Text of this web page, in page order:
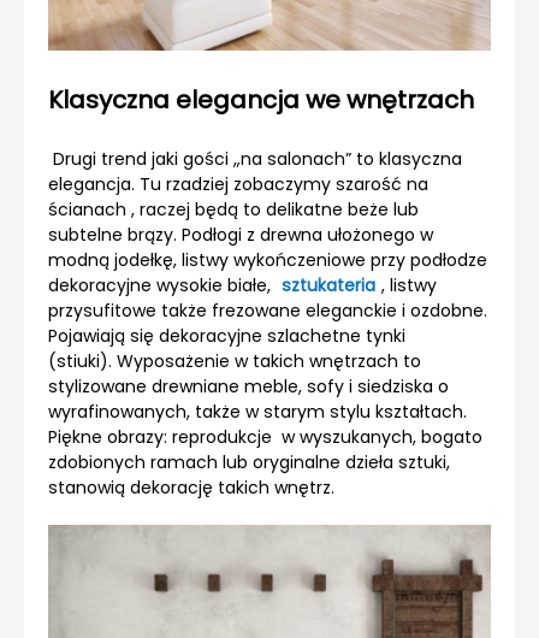
Klasyczna elegancja we wnętrzach
Drugi trend jaki gości „na salonach” to klasyczna
elegancja. Tu rzadziej zobaczymy szarość na
ścianach , raczej będą to delikatne beże lub
subtelne brązy. Podłogi z drewna ułożonego w
modną jodełkę, listwy wykończeniowe przy podłodze
dekoracyjne wysokie białe, sztukateria , listwy
przysufitowe także frezowane eleganckie i ozdobne.
Pojawiają się dekoracyjne szlachetne tynki
(stiuki). Wyposażenie w takich wnętrzach to
stylizowane drewniane meble, sofy i siedziska o
wyrafinowanych, także w starym stylu kształtach.
Piękne obrazy: reprodukcje w wyszukanych, bogato
zdobionych ramach lub oryginalne dzieła sztuki,
stanowią dekorację takich wnętrz.